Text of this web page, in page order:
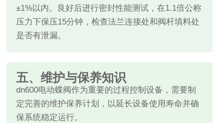
±1%以内。良好后进行密封性能测试，在1.1倍公称
压力下保压15分钟，检查法兰连接处和阀杆填料处
是否有泄漏。
五、维护与保养知识
dn600电动蝶阀作为重要的过程控制设备，需要制
定完善的维护保养计划，以延长设备使用寿命并确
保系统稳定运行。